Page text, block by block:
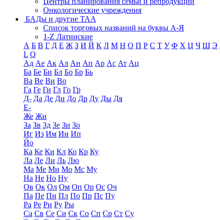
Онкологические учреждения
БАДы и другие ТАА
Список торговых названий на буквы А-Я
1-Z Латинские
А Б В Г Д Е Ж З И Й К Л М Н О П Р С Т У Ф Х Ц Ч Ш Э
L Q
Ад Ае Ак Ал Ан Ап Ар Ас Ат Ац
Ба Бе Би Бл Бо Бр Бь
Ва Ве Ви Во
Га Ге Ги Гл Го Гр
Д- Да Де Ди До Др Ду Ды Дя
Е-
Же Жи
За Зв Зд Зе Зи Зо
Иг Из Им Ин Ип
Йо
Ка Ке Ки Кл Ко Кр Ку
Ла Ле Ли Ль Лю
Ма Ме Ми Мо Мс Му
На Не Но Ну
Ов Ок Ол Ом Оп Ор Ос Оч
Па Пе Пи Пл По Пр Пс Пу
Ра Ре Ри Ру Ры
Са Св Се Си Ск Со Сп Ср Ст Су